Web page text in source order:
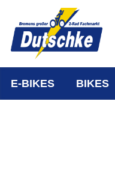
E-BIKES BIKES